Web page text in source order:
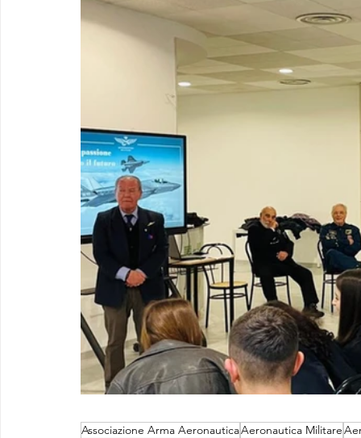
Associazione Arma AeronauticaAeronautica Militare